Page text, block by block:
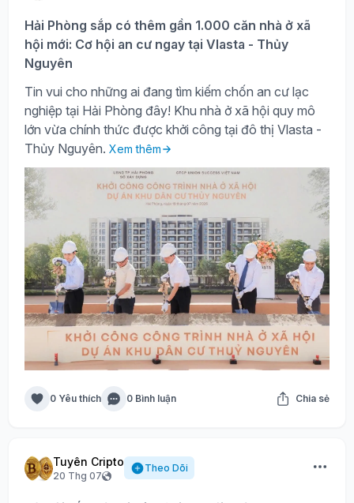
Hải Phòng sắp có thêm gần 1.000 căn nhà ở xã
hội mới: Cơ hội an cư ngay tại Vlasta - Thủy
Nguyên
Tin vui cho những ai đang tìm kiếm chốn an cư lạc
nghiệp tại Hải Phòng đây! Khu nhà ở xã hội quy mô
lớn vừa chính thức được khởi công tại đô thị Vlasta -
Thủy Nguyên. Xem thêm
0 Yêu thích 0 Bình luận Chia sẻ
Tuyên Cripto
20 Thg 07
Theo Dõi